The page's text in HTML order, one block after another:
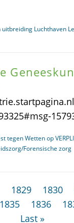
uitbreiding Luchthaven
tegen Wetten op
Forensische zorg
1829 1830
1835 1836
Last »